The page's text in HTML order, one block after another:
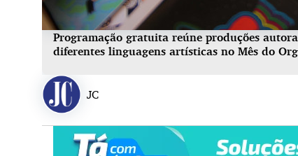
Programação gratuita reúne produções
diferentes linguagens artísticas no Mês do
JC